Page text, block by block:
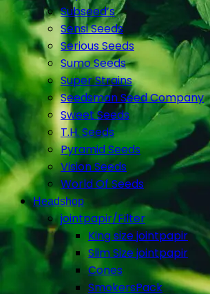
Subseed’s
Sensi Seeds
Serious Seeds
Sumo Seeds
Super Strains
Seedsman Seed Company
Sweet Seeds
T.H. Seeds
Pyramid Seeds
Vision Seeds
World Of Seeds
Headshop
jointpapir/Filter
King size jointpapir
Slim Size jointpapir
Cones
SmokersPack